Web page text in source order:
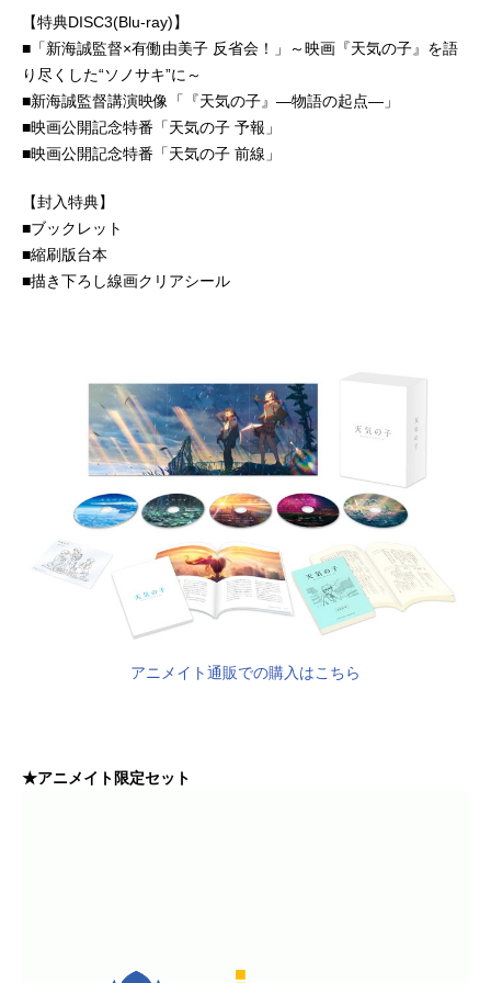
【特典DISC3(Blu-ray)】
■「新海誠監督×有働由美子 反省会！」～映画『天気の子』を語
り尽くした“ソノサキ”に～
■新海誠監督講演映像「『天気の子』―物語の起点―」
■映画公開記念特番「天気の子 予報」
■映画公開記念特番「天気の子 前線」
【封入特典】
■ブックレット
■縮刷版台本
■描き下ろし線画クリアシール
アニメイト通販での購入はこちら
★アニメイト限定セット